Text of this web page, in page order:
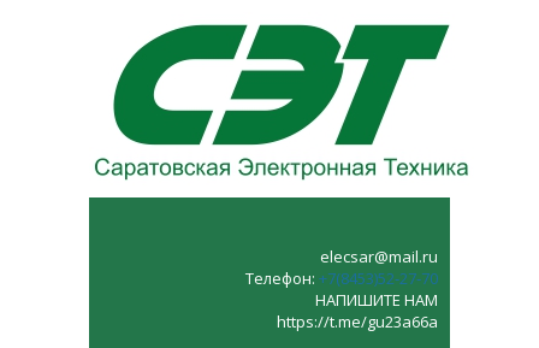
elecsar@mail.ru
Телефон: +7(8453)52‑27‑70
НАПИШИТЕ НАМ
https://t.me/gu23a66a